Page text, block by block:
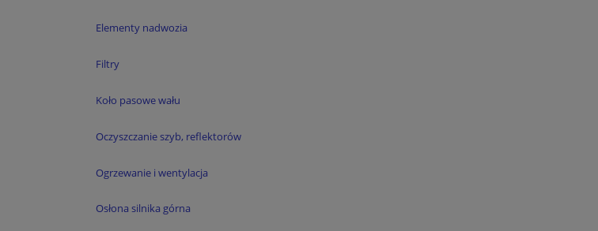
Elementy nadwozia
Filtry
Koło pasowe wału
Oczyszczanie szyb, reflektorów
Ogrzewanie i wentylacja
Osłona silnika górna